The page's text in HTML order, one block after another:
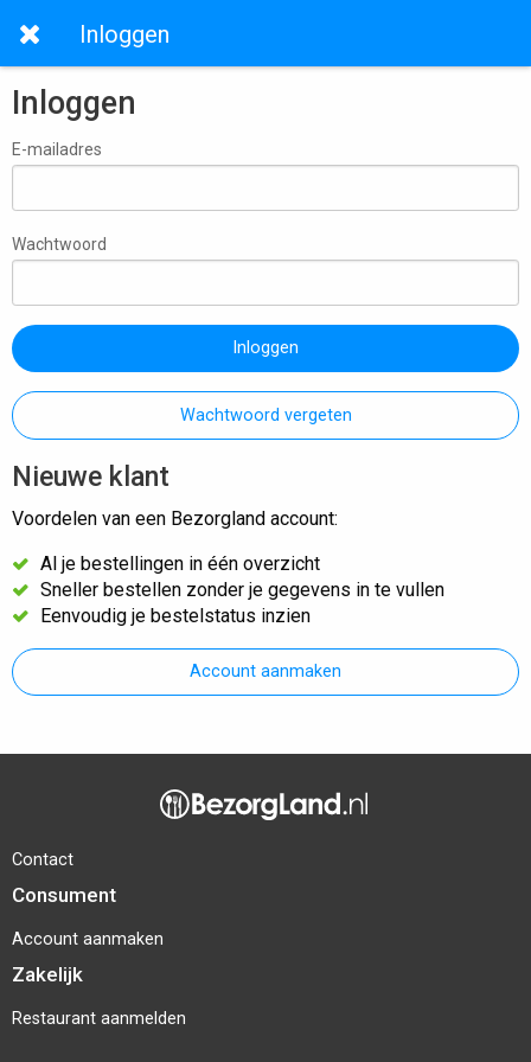
Inloggen
Inloggen
E-mailadres
Wachtwoord
Inloggen
Wachtwoord vergeten
Nieuwe klant
Voordelen van een Bezorgland account:
Al je bestellingen in één overzicht
Sneller bestellen zonder je gegevens in te vullen
Eenvoudig je bestelstatus inzien
Account aanmaken
Contact
Consument
Account aanmaken
Zakelijk
Restaurant aanmelden